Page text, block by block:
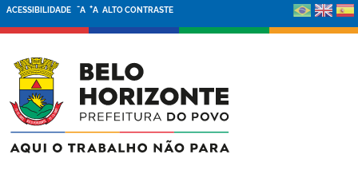
ACESSIBILIDADE -A +A ALTO CONTRASTE